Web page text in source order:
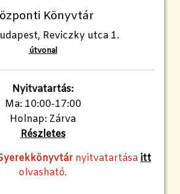
Könyvtár
Reviczky utca 1.
útvonal
Nyitvatartás:
Ma: 10:00-17:00
Holnap: Zárva
Részletes
nyitvatartása itt
olvasható.